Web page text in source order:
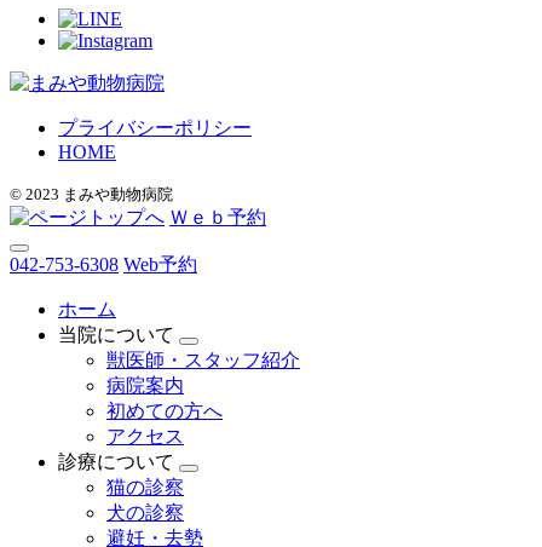
プライバシーポリシー
HOME
© 2023 まみや動物病院
Ｗｅｂ予約
042-753-6308 Web予約
ホーム
当院について
獣医師・スタッフ紹介
病院案内
初めての方へ
アクセス
診療について
猫の診察
犬の診察
避妊・去勢